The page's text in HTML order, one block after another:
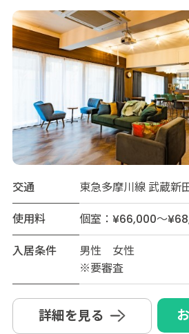
交通
東急多摩川線 武蔵新
使用料
個室：¥66,000～
入居条件
男性 女性
※要審査
詳細を見る